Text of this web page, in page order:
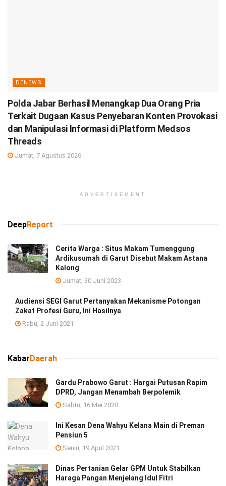
DENEWS
Polda Jabar Berhasil Menangkap Dua Orang Pria
Terkait Dugaan Kasus Penyebaran Konten Provokasi
dan Manipulasi Informasi di Platform Medsos
Threads
Jumat, 7 Agustus 2026
ADVERTISEMENT
DeepReport
Cerita Warga : Situs Makam Tumenggung
Ardikusumah di Garut Disebut Makam Astana
Kalong
Jumat, 30 Juni 2023
Audiensi SEGI Garut Pertanyakan Mekanisme Potongan
Zakat Profesi Guru, Ini Hasilnya
Rabu, 2 Juni 2021
KabarDaerah
Gardu Prabowo Garut : Hargai Putusan Rapim
DPRD, Jangan Menambah Berpolemik
Sabtu, 16 Mei 2020
Ini Kesan Dena Wahyu Kelana Main di Preman
Pensiun 5
Senin, 19 April 2021
Dinas Pertanian Gelar GPM Untuk Stabilkan
Haraga Pangan Menjelang Idul Fitri